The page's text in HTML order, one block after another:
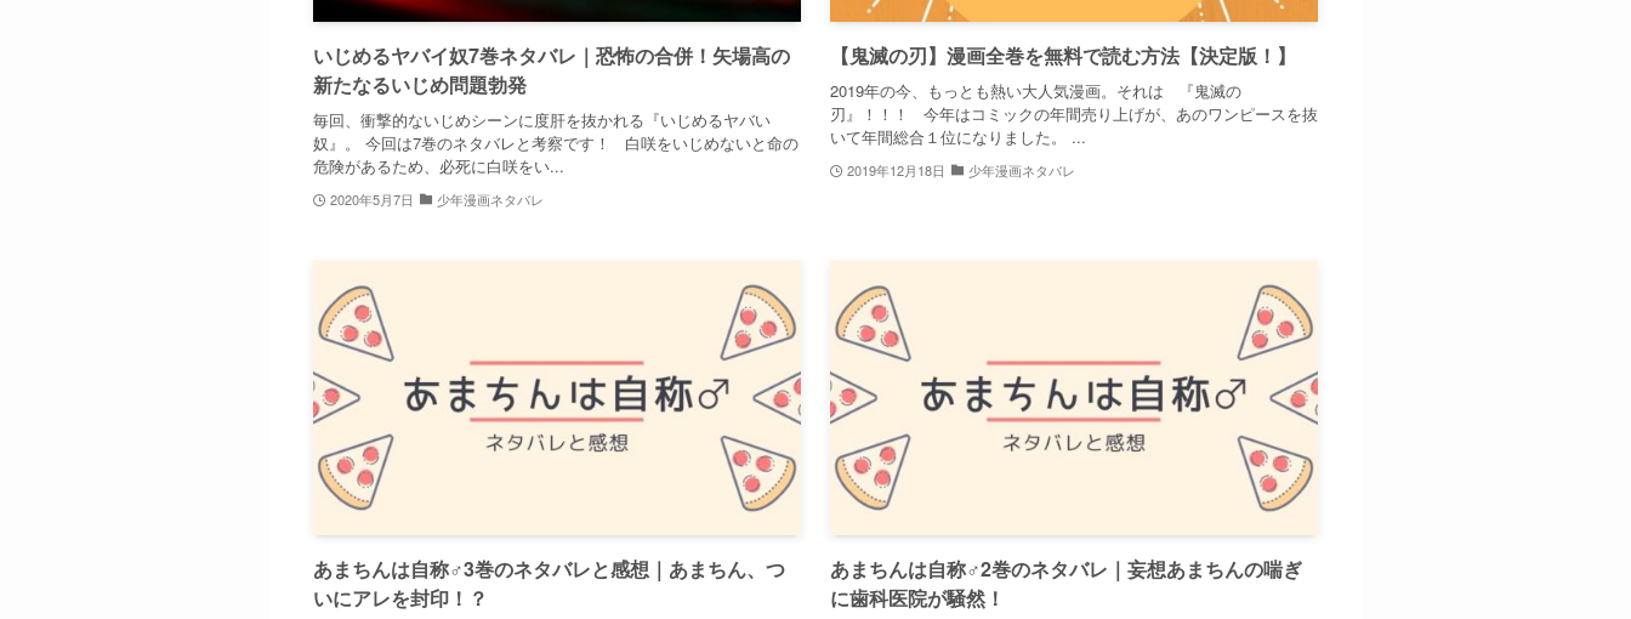
いじめるヤバイ奴7巻ネタバレ｜恐怖の合併！矢場高の
新たなるいじめ問題勃発
毎回、衝撃的ないじめシーンに度肝を抜かれる『いじめるヤバい
奴』。 今回は7巻のネタバレと考察です！ 白咲をいじめないと命の
危険があるため、必死に白咲をい...
2020年5月7日 少年漫画ネタバレ
【鬼滅の刃】漫画全巻を無料で読む方法【決定版！】
2019年の今、もっとも熱い大人気漫画。それは 『鬼滅の
刃』！！！ 今年はコミックの年間売り上げが、あのワンピースを抜
いて年間総合１位になりました。 ...
2019年12月18日 少年漫画ネタバレ
あまちんは自称♂3巻のネタバレと感想｜あまちん、つ
いにアレを封印！？
あまちんは自称♂2巻のネタバレ｜妄想あまちんの喘ぎ
に歯科医院が騒然！